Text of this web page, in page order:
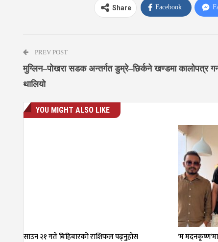
Share Facebook
PREV POST
मुग्लिन–पोखरा सडक अन्तर्गत डुम्रे–छिर्कने खण्डमा कालोपत्र
थालियो
YOU MIGHT ALSO LIKE
साउन २१ गते बिहिबारको राशिफल पढ्नुहोस ‘म